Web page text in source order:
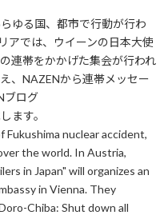
ゆる国、都市で行動が行わ
アでは、ウイーンの日本大使
連帯をかかげた集会が行われ
、NAZENから連帯メッセー
ブログ
ます。
nuclear accident,
the world. In Austria,
in Japan" will organizes an
in Vienna. They
Chiba: Shut down all